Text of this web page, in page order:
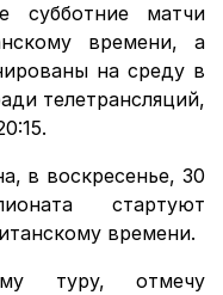
субботние матчи
времени, а
на среду в
телетрансляций,
в воскресенье, 30
стартуют
времени.
туру, отмечу